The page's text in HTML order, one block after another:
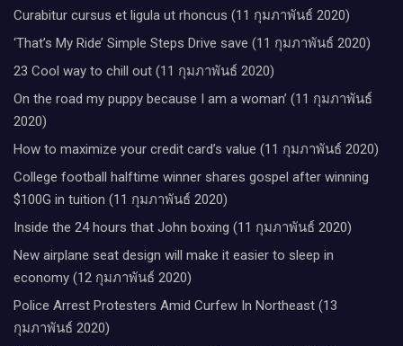
Curabitur cursus et ligula ut rhoncus (11 กุมภาพันธ์ 2020)
‘That’s My Ride’ Simple Steps Drive save (11 กุมภาพันธ์ 2020)
23 Cool way to chill out (11 กุมภาพันธ์ 2020)
On the road my puppy because I am a woman’ (11 กุมภาพันธ์
2020)
How to maximize your credit card’s value (11 กุมภาพันธ์ 2020)
College football halftime winner shares gospel after winning
$100G in tuition (11 กุมภาพันธ์ 2020)
Inside the 24 hours that John boxing (11 กุมภาพันธ์ 2020)
New airplane seat design will make it easier to sleep in
economy (12 กุมภาพันธ์ 2020)
Police Arrest Protesters Amid Curfew In Northeast (13
กุมภาพันธ์ 2020)